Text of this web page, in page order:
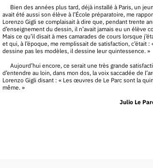
Bien des années plus tard, déjà installé à Paris, un
avait été aussi son élève à l’École préparatoire, me
Lorenzo Gigli se complaisait à dire que, pendant trente
d’enseignement du dessin, il n’avait jamais eu un élève
Mais ce qu’il disait à mes camarades de cours lorsque
et qui, à l’époque, me remplissait de satisfaction, c’était :
dessine pas les modèles, il dessine leur quintessence. »
Aujourd’hui encore, ce serait une très grande
d’entendre au loin, dans mon dos, la voix saccadée de
Lorenzo Gigli disant : « Les œuvres de Le Parc sont la
même. »
Julio Le